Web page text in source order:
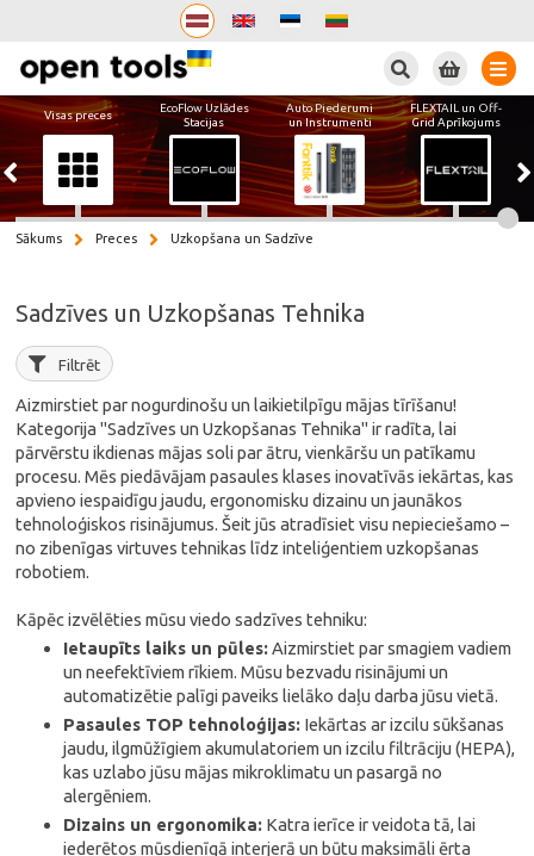
Visas preces
EcoFlow Uzlādes
Stacijas
Auto Piederumi
un Instrumenti
FLEXTAIL un Off-
Grid Aprīkojums
Sākums Preces Uzkopšana un Sadzīve
Sadzīves un Uzkopšanas Tehnika
Filtrēt
Aizmirstiet par nogurdinošu un laikietilpīgu mājas tīrīšanu!
Kategorija "Sadzīves un Uzkopšanas Tehnika" ir radīta, lai
pārvērstu ikdienas mājas soli par ātru, vienkāršu un patīkamu
procesu. Mēs piedāvājam pasaules klases inovatīvās iekārtas, kas
apvieno iespaidīgu jaudu, ergonomisku dizainu un jaunākos
tehnoloģiskos risinājumus. Šeit jūs atradīsiet visu nepieciešamo –
no zibenīgas virtuves tehnikas līdz inteliģentiem uzkopšanas
robotiem.
Kāpēc izvēlēties mūsu viedo sadzīves tehniku:
Ietaupīts laiks un pūles:Aizmirstiet par smagiem vadiem
un neefektīviem rīkiem. Mūsu bezvadu risinājumi un
automatizētie palīgi paveiks lielāko daļu darba jūsu vietā.
Pasaules TOP tehnoloģijas: Iekārtas ar izcilu sūkšanas
jaudu, ilgmūžīgiem akumulatoriem un izcilu filtrāciju (HEPA),
kas uzlabo jūsu mājas mikroklimatu un pasargā no
alergēniem.
Dizains un ergonomika: Katra ierīce ir veidota tā, lai
iederētos mūsdienīgā interjerā un būtu maksimāli ērta